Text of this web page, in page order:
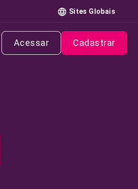
Sites Globais
Acessar Cadastrar